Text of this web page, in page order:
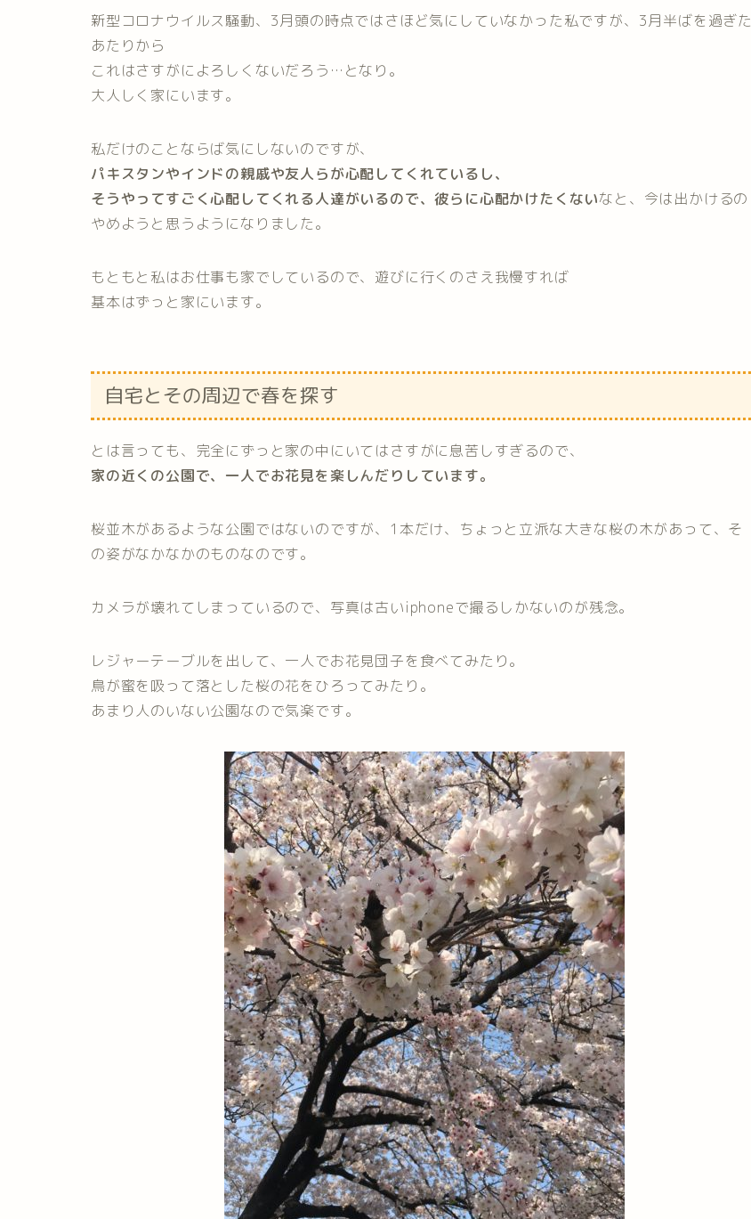
新型コロナウイルス騒動、3月頭の時点ではさほど気にしていなかった私ですが、3月半ばを過ぎた
あたりから
これはさすがによろしくないだろう…となり。
大人しく家にいます。
私だけのことならば気にしないのですが、
パキスタンやインドの親戚や友人らが心配してくれているし、
そうやってすごく心配してくれる人達がいるので、彼らに心配かけたくないなと、今は出かけるの
やめようと思うようになりました。
もともと私はお仕事も家でしているので、遊びに行くのさえ我慢すれば
基本はずっと家にいます。
自宅とその周辺で春を探す
とは言っても、完全にずっと家の中にいてはさすがに息苦しすぎるので、
家の近くの公園で、一人でお花見を楽しんだりしています。
桜並木があるような公園ではないのですが、1本だけ、ちょっと立派な大きな桜の木があって、そ
の姿がなかなかのものなのです。
カメラが壊れてしまっているので、写真は古いiphoneで撮るしかないのが残念。
レジャーテーブルを出して、一人でお花見団子を食べてみたり。
鳥が蜜を吸って落とした桜の花をひろってみたり。
あまり人のいない公園なので気楽です。